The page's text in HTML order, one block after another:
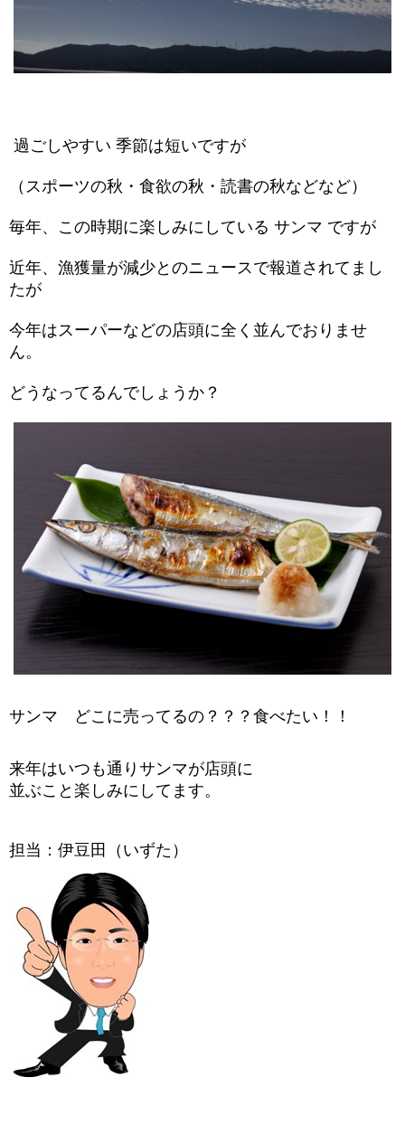
過ごしやすい 季節は短いですが
（スポーツの秋・食欲の秋・読書の秋などなど）
毎年、この時期に楽しみにしている サンマ ですが
近年、漁獲量が減少とのニュースで報道されてまし
たが
今年はスーパーなどの店頭に全く並んでおりませ
ん。
どうなってるんでしょうか？
サンマ どこに売ってるの？？？食べたい！！
来年はいつも通りサンマが店頭に
並ぶこと楽しみにしてます。
担当：伊豆田（いずた）